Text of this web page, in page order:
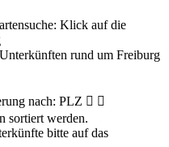
Klick auf die
nach: PLZ  
sortiert werden.
bitte auf das